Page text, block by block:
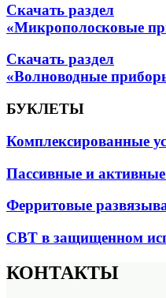
Скачать раздел
«Микрополосковые
Скачать раздел
«Волноводные
БУКЛЕТЫ
Комплексированные
Пассивные и
Ферритовые
СВТ в защищенном
КОНТАКТЫ